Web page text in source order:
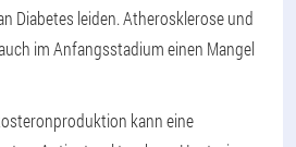
Diabetes leiden. Atherosklerose und
im Anfangsstadium einen Mangel
kann eine